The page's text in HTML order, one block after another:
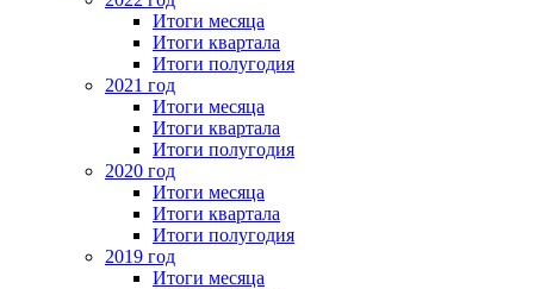
Итоги месяца
Итоги квартала
Итоги полугодия
2021 год
Итоги месяца
Итоги квартала
Итоги полугодия
2020 год
Итоги месяца
Итоги квартала
Итоги полугодия
2019 год
Итоги месяца